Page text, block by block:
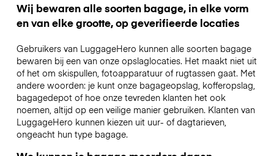
Wij bewaren alle soorten bagage, in elke vorm
en van elke grootte, op geverifieerde locaties
Gebruikers van LuggageHero kunnen alle soorten bagage
bewaren bij een van onze opslaglocaties. Het maakt niet uit
of het om skispullen, fotoapparatuur of rugtassen gaat. Met
andere woorden: je kunt onze bagageopslag, kofferopslag,
bagagedepot of hoe onze tevreden klanten het ook
noemen, altijd op een veilige manier gebruiken. Klanten van
LuggageHero kunnen kiezen uit uur- of dagtarieven,
ongeacht hun type bagage.